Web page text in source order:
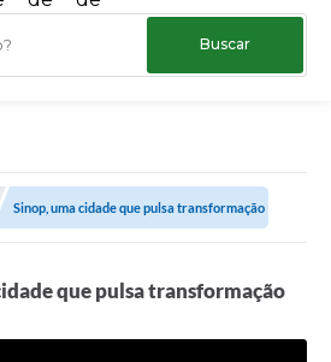
Sinop, uma cidade que pulsa transformação
que pulsa transformação